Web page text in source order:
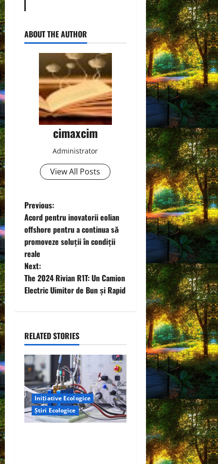
ABOUT THE AUTHOR
cimaxcim
Administrator
View All Posts
P
o
s
t
n
v
i
g
a
t
Previous:
Acord pentru inovatorii eolian
offshore pentru a continua să
promoveze soluții în condiții
reale
Next:
The 2024 Rivian R1T: Un Camion
Electric Uimitor de Bun și Rapid
RELATED STORIES
Inițiative Ecologice
Știri Ecologice